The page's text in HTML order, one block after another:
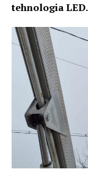
tehnologia LED.